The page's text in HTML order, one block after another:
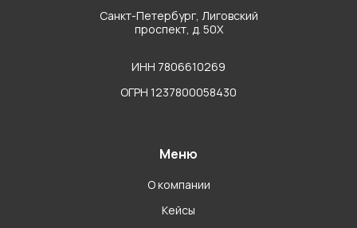
ОГРН 1237800058430
ИНН 7806610269
Санкт-Петербург, Лиговский
проспект, д. 50Х
Меню
О компании
Кейсы